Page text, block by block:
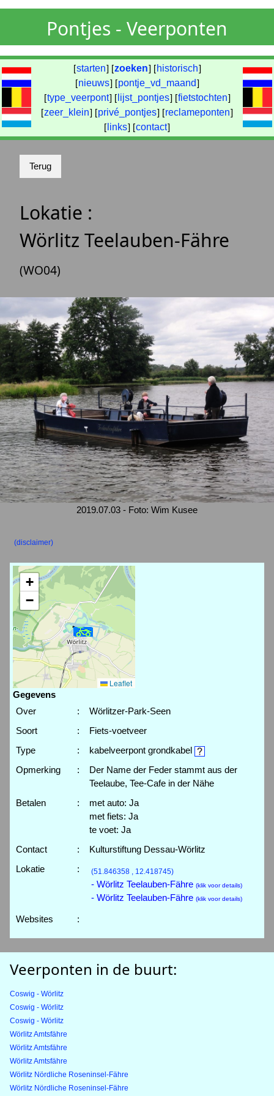
Pontjes - Veerponten
[starten] [zoeken] [ historisch]
[nieuws] [pontje_vd_maand]
[type_veerpont] [ lijst_pontjes] [fietstochten]
[zeer_klein] [privé_pontjes] [reclameponten]
[ links] [contact]
Lokatie :
Wörlitz Teelauben-Fähre
(WO04)
2019.07.03 - Foto: Wim Kusee
(disclaimer)
+
−
Leaflet
Gegevens
Over
:
Wörlitzer-Park-Seen
Soort
:
Fiets-voetveer
Type
:
kabelveerpont grondkabel
Opmerking
:
Der Name der Feder stammt aus der
Teelaube, Tee-Cafe in der Nähe
Betalen
:
met auto: Ja
met fiets: Ja
te voet: Ja
Contact
:
Kulturstiftung Dessau-Wörlitz
Lokatie
: (51.846358 , 12.418745)
- Wörlitz Teelauben-Fähre (klik voor details)
- Wörlitz Teelauben-Fähre (klik voor details)
Websites :
Veerponten in de buurt:
Coswig - Wörlitz
Coswig - Wörlitz
Coswig - Wörlitz
Wörlitz Amtsfähre
Wörlitz Amtsfähre
Wörlitz Amtsfähre
Wörlitz Nördliche Roseninsel-Fähre
Wörlitz Nördliche Roseninsel-Fähre